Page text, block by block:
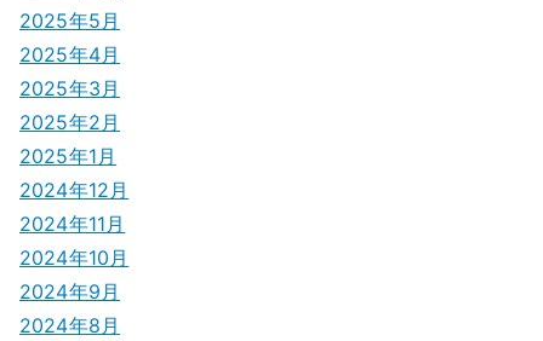
2025年5月
2025年4月
2025年3月
2025年2月
2025年1月
2024年12月
2024年11月
2024年10月
2024年9月
2024年8月